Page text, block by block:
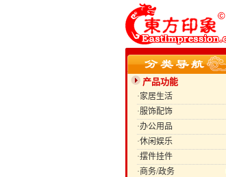
产品功能
·家居生活
·服饰配饰
·办公用品
·休闲娱乐
·摆件挂件
·商务/政务